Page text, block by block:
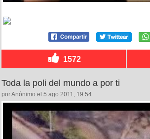
1572
Toda la poli del mundo a por ti
por Anónimo el 5 ago 2011, 19:54